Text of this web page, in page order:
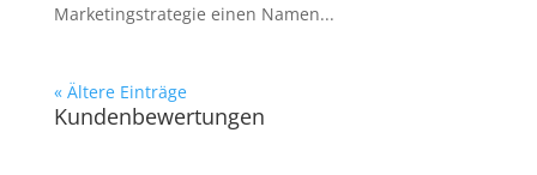
Marketingstrategie einen Namen...
« Ältere Einträge
Kundenbewertungen